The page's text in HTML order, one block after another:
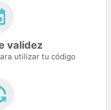
validez
utilizar tu código